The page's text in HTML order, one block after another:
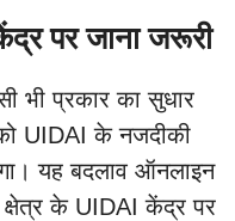
पर जाना जरूरी
भी प्रकार का सुधार
UIDAI के नजदीकी
यह बदलाव ऑनलाइन
के UIDAI केंद्र पर